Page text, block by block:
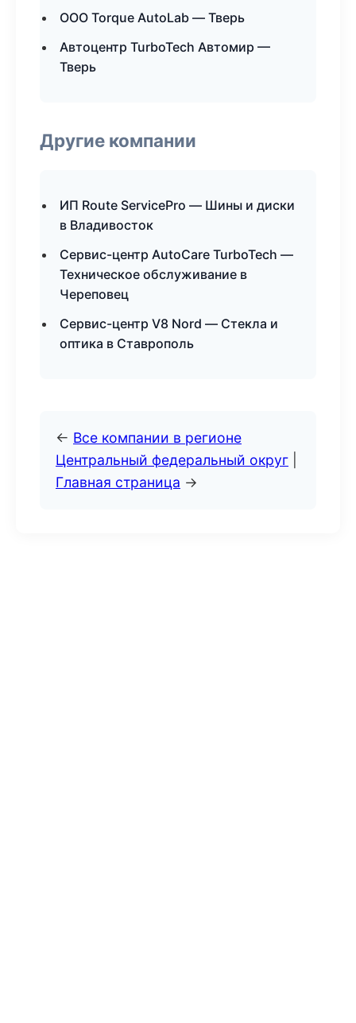
ООО Torque AutoLab — Тверь
Автоцентр TurboTech Автомир —
Тверь
Другие компании
ИП Route ServicePro — Шины и диски
в Владивосток
Сервис-центр AutoCare TurboTech —
Техническое обслуживание в
Череповец
Сервис-центр V8 Nord — Стекла и
оптика в Ставрополь
← Все компании в регионе
Центральный федеральный округ
Главная страница →